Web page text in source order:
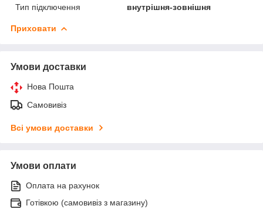
Тип підключення
внутрішня-зовнішня
Приховати
Умови доставки
Нова Пошта
Самовивіз
Всі умови доставки
Умови оплати
Оплата на рахунок
Готівкою (самовивіз з магазину)